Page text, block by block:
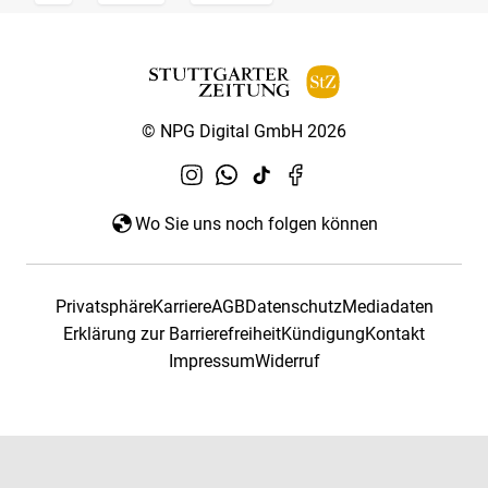
© NPG Digital GmbH 2026
Wo Sie uns noch folgen können
PrivatsphäreKarriereAGBDatenschutzMediadaten
Erklärung zur BarrierefreiheitKündigungKontakt
ImpressumWiderruf